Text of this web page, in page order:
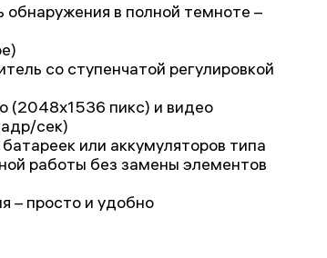
в полной темноте –
со ступенчатой регулировкой
(2048x1536 пикс) и видео
сек)
или аккумуляторов типа
работы без замены элементов
– просто и удобно